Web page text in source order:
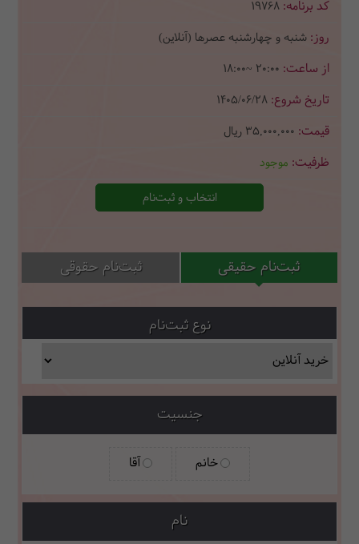
19768
شنبه و چهارشنبه عصرها (آنلاین)
18:00~ 20:00
1405/06/28
35,000,000 ریال
موجود
انتخاب و ثبت‌نام
ثبت‌نام حقیقی ثبت‌نام حقوقی
نوع ثبت‌نام
جنسیت
خانم آقا
نام